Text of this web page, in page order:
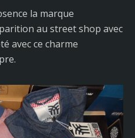
la marque
au street shop avec
avec ce charme